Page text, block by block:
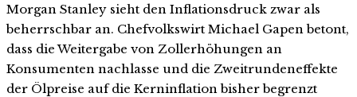
Morgan Stanley sieht den Inflationsdruck zwar als
beherrschbar an. Chefvolkswirt Michael Gapen betont,
dass die Weitergabe von Zollerhöhungen an
Konsumenten nachlasse und die Zweitrundeneffekte
der Ölpreise auf die Kerninflation bisher begrenzt